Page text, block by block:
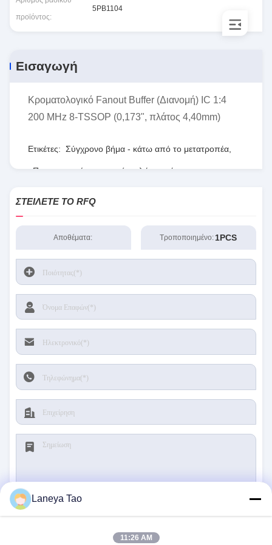
προϊόντος:
5PB1104
Εισαγωγή
Κροματολογικό Fanout Buffer (Διανομή) IC 1:4
200 MHz 8-TSSOP (0,173", πλάτος 4,40mm)
Ετικέτες: Σύγχρονο βήμα - κάτω από το μετατροπέα
Προγραμματίσημη σειρά πυλών τομέων,
ΣΤΕΊΛΕΤΕ ΤΟ RFQ
Αποθέματα: Τροποποιημένο: 1PCS
Laneya Tao
11:26 AM